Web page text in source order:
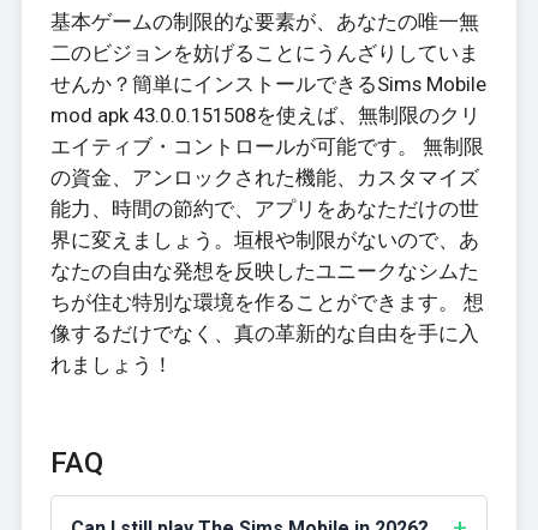
基本ゲームの制限的な要素が、あなたの唯一無
二のビジョンを妨げることにうんざりしていま
せんか？簡単にインストールできるSims Mobile
mod apk 43.0.0.151508を使えば、無制限のクリ
エイティブ・コントロールが可能です。 無制限
の資金、アンロックされた機能、カスタマイズ
能力、時間の節約で、アプリをあなただけの世
界に変えましょう。垣根や制限がないので、あ
なたの自由な発想を反映したユニークなシムた
ちが住む特別な環境を作ることができます。 想
像するだけでなく、真の革新的な自由を手に入
れましょう！
FAQ